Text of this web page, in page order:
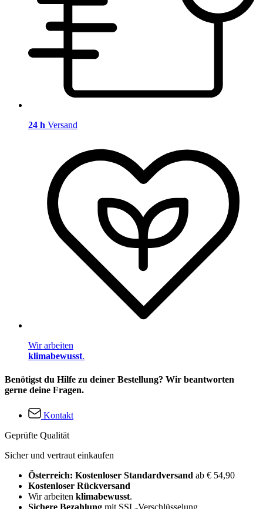
24 h Versand
Wir arbeiten
klimabewusst.
Benötigst du Hilfe zu deiner Bestellung? Wir beantworten
gerne deine Fragen.
Kontakt
Geprüfte Qualität
Sicher und vertraut einkaufen
Österreich: Kostenloser Standardversand ab € 54,90
Kostenloser Rückversand
Wir arbeiten klimabewusst.
Sichere Bezahlung mit SSL-Verschlüsselung